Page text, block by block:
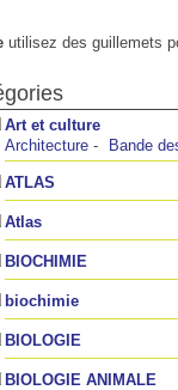
utilisez des guillemets
Art et culture
Architecture
Bande
ATLAS
Atlas
BIOCHIMIE
biochimie
BIOLOGIE
BIOLOGIE ANIMALE